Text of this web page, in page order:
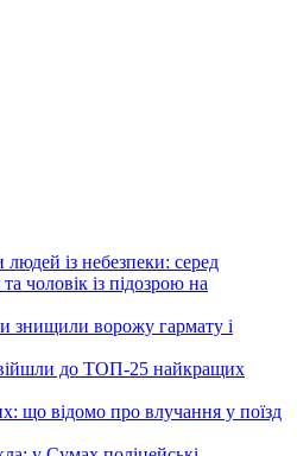
людей із небезпеки: серед
чоловік із підозрою на
ворожу гармату і
до ТОП-25 найкращих
що відомо про влучання у поїзд